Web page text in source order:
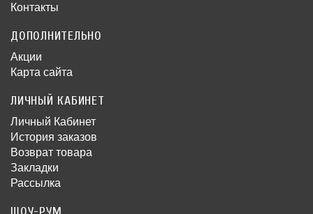
Контакты
ДОПОЛНИТЕЛЬНО
Акции
Карта сайта
ЛИЧНЫЙ КАБИНЕТ
Личный Кабинет
История заказов
Возврат товара
Закладки
Рассылка